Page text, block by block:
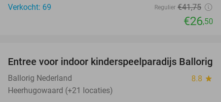
Verkocht: 69
Regulier €41,75
€26,50
32%
Entree voor indoor kinderspeelparadijs Ballorig
Ballorig Nederland 8.8 star
Heerhugowaard (+21 locaties)